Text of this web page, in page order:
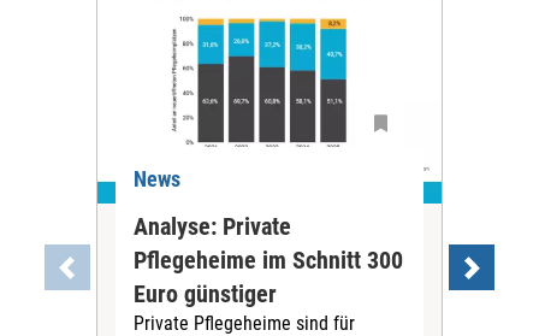
News
Analyse: Private
Pflegeheime im Schnitt 300
Euro günstiger
Private Pflegeheime sind für